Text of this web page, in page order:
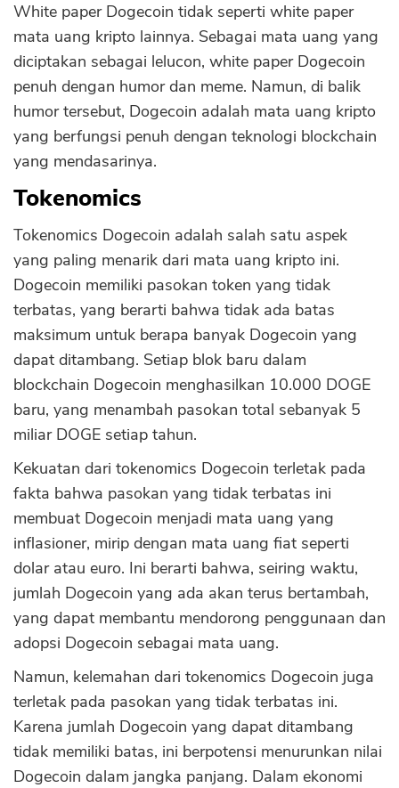
White paper Dogecoin tidak seperti white paper
mata uang kripto lainnya. Sebagai mata uang yang
diciptakan sebagai lelucon, white paper Dogecoin
penuh dengan humor dan meme. Namun, di balik
humor tersebut, Dogecoin adalah mata uang kripto
yang berfungsi penuh dengan teknologi blockchain
yang mendasarinya.
Tokenomics
Tokenomics Dogecoin adalah salah satu aspek
yang paling menarik dari mata uang kripto ini.
Dogecoin memiliki pasokan token yang tidak
terbatas, yang berarti bahwa tidak ada batas
maksimum untuk berapa banyak Dogecoin yang
dapat ditambang. Setiap blok baru dalam
blockchain Dogecoin menghasilkan 10.000 DOGE
baru, yang menambah pasokan total sebanyak 5
miliar DOGE setiap tahun.
Kekuatan dari tokenomics Dogecoin terletak pada
fakta bahwa pasokan yang tidak terbatas ini
membuat Dogecoin menjadi mata uang yang
inflasioner, mirip dengan mata uang fiat seperti
dolar atau euro. Ini berarti bahwa, seiring waktu,
jumlah Dogecoin yang ada akan terus bertambah,
yang dapat membantu mendorong penggunaan dan
adopsi Dogecoin sebagai mata uang.
Namun, kelemahan dari tokenomics Dogecoin juga
terletak pada pasokan yang tidak terbatas ini.
Karena jumlah Dogecoin yang dapat ditambang
tidak memiliki batas, ini berpotensi menurunkan nilai
Dogecoin dalam jangka panjang. Dalam ekonomi